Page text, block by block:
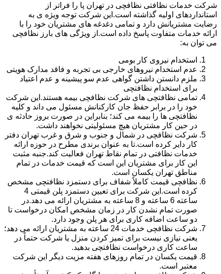
شرکت خدمات نظافتی نظافچی در تهران پا را فراتر از
استانداردهای اولیه گذاشته است.این شرکت توجه ویژه ی به
رضایت مشتریانش دارد و تمامی دغدغه های مشتریان خود را با
ارائه خدمات متفاوت پاسخ داده است.از ویژگی های بارز نظافچی
می توان به:
استخدام نیروی کار بومی
عدم استخدام نیروهای خارجی بی تجربه و فاقد مدارک هویتی
ملزم دانستن داشتن گواهی عدم سو پیشینه و عدم اعتیاد
برای استخدام نظافتچی
تمامی نظافتچی های شرکت نظافچی بیمه هستند.این شرکت
خود را در برابر حفظ جان کارکنانش مسئول می داند و کلیه
نظافتچی ها را بیمه می کند؛ بنابراین در صورت بروز حادثه ی
در حین کار مشتریان هیچ مسئولیتی نخواهند داشت.
شرکت نظافچی در شمال و جنوب و شرق و غرب تهران دفتر
کار دایر کرده است.تا به عنوان برندی مطرح در حوزه ارائه
خدمات نظافتی در تمام نقاط تهران فعالیت کند.جنبه مثبت
این کار برای مشتریان این است که قیمت خدمات در تمام
مناطق تهران یکسان است.
نظافچی قیمت کاملاً شفاف برای دستمزد نظافتچی مشخص
کرده است.این شرکت برای تعیین دستمزد پلن قیمتی 4
ساعته 6 ساعته و 8 ساعته به مشتریان ارائه می دهد.در
صورت تمام نشدن کار در زمان مشخص امکان درخواست تا
دو ساعت اضافه کاری برای هر پلن وجود دارد.
شرکت نظافچی خدمات 24 ساعته به مشتریان ارائه می دهد؛
یعنی نیازی نیست برای تمیز کردن منزل یا شرکت حتماً در
ساعت کاری درخواست نظافتچی بدهید.
قیمت یکسان در تمام روزهای هفته مزیت دیگر این شرکت
معتبر است.